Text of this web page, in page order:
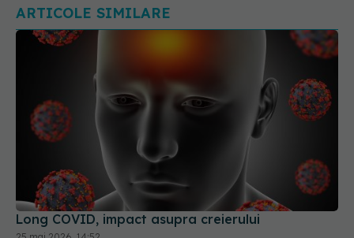
ARTICOLE SIMILARE
Long COVID, impact asupra creierului